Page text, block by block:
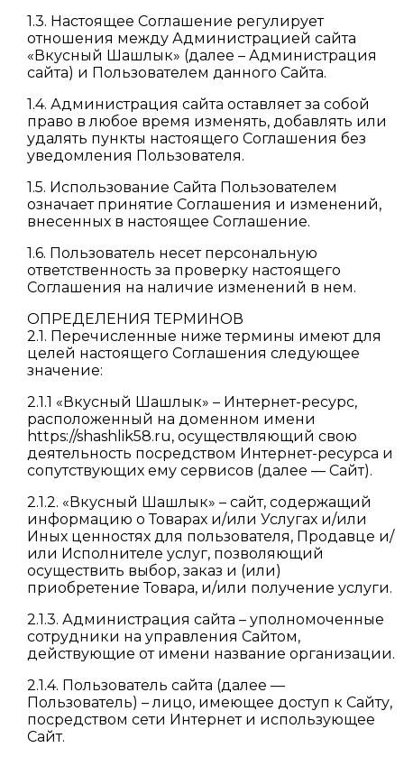
1.3. Настоящее Соглашение регулирует
отношения между Администрацией сайта
«Вкусный Шашлык» (далее – Администрация
сайта) и Пользователем данного Сайта.
1.4. Администрация сайта оставляет за собой
право в любое время изменять, добавлять или
удалять пункты настоящего Соглашения без
уведомления Пользователя.
1.5. Использование Сайта Пользователем
означает принятие Соглашения и изменений,
внесенных в настоящее Соглашение.
1.6. Пользователь несет персональную
ответственность за проверку настоящего
Соглашения на наличие изменений в нем.
ОПРЕДЕЛЕНИЯ ТЕРМИНОВ
2.1. Перечисленные ниже термины имеют для
целей настоящего Соглашения следующее
значение:
2.1.1 «Вкусный Шашлык» – Интернет-ресурс,
расположенный на доменном имени
https://shashlik58.ru, осуществляющий свою
деятельность посредством Интернет-ресурса и
сопутствующих ему сервисов (далее — Сайт).
2.1.2. «Вкусный Шашлык» – сайт, содержащий
информацию о Товарах и/или Услугах и/или
Иных ценностях для пользователя, Продавце и/
или Исполнителе услуг, позволяющий
осуществить выбор, заказ и (или)
приобретение Товара, и/или получение услуги.
2.1.3. Администрация сайта – уполномоченные
сотрудники на управления Сайтом,
действующие от имени название организации.
2.1.4. Пользователь сайта (далее —
Пользователь) – лицо, имеющее доступ к Сайту,
посредством сети Интернет и использующее
Сайт.